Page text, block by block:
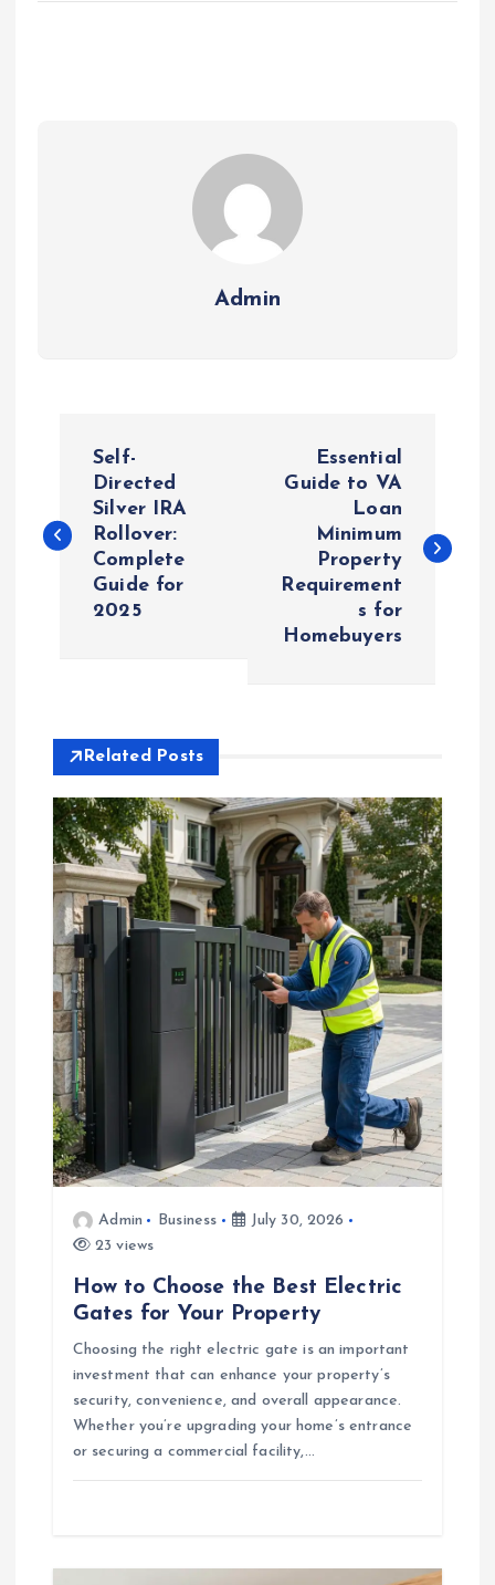
Admin
s
v
g
a
t
o
n
Self-
Directed
Silver IRA
Rollover:
Complete
Guide for
2025
Essential
Guide to VA
Loan
Minimum
Property
Requirement
s for
Homebuyers
Related Posts
Admin Business
July 30, 2026
23 views
How to Choose the Best Electric
Gates for Your Property
Choosing the right electric gate is an important
investment that can enhance your property’s
security, convenience, and overall appearance.
Whether you’re upgrading your home’s entrance
or securing a commercial facility,…